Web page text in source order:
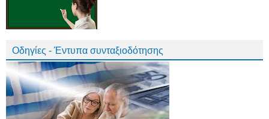
Οδηγίες - Έντυπα συνταξιοδότησης